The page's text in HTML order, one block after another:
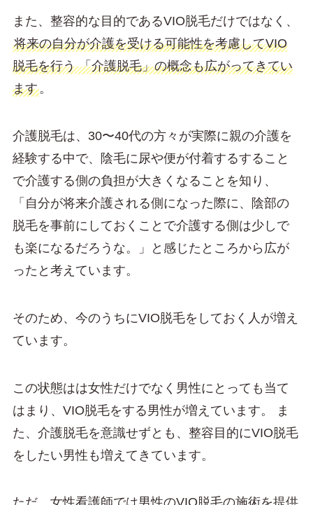
また、整容的な目的であるVIO脱毛だけではなく、
将来の自分が介護を受ける可能性を考慮してVIO
脱毛を行う 「介護脱毛」の概念も広がってきてい
ます。
介護脱毛は、30〜40代の方々が実際に親の介護を
経験する中で、陰毛に尿や便が付着するすること
で介護する側の負担が大きくなることを知り、
「自分が将来介護される側になった際に、陰部の
脱毛を事前にしておくことで介護する側は少しで
も楽になるだろうな。」と感じたところから広が
ったと考えています。
そのため、今のうちにVIO脱毛をしておく人が増え
ています。
この状態はは女性だけでなく男性にとっても当て
はまり、VIO脱毛をする男性が増えています。 ま
た、介護脱毛を意識せずとも、整容目的にVIO脱毛
をしたい男性も増えてきています。